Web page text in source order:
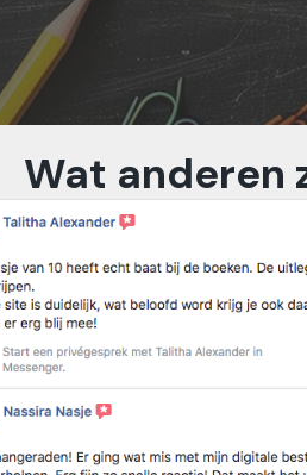
Wat anderen